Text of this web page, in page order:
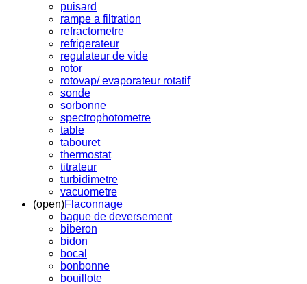
puisard
rampe a filtration
refractometre
refrigerateur
regulateur de vide
rotor
rotovap/ evaporateur rotatif
sonde
sorbonne
spectrophotometre
table
tabouret
thermostat
titrateur
turbidimetre
vacuometre
(open)Flaconnage
bague de deversement
biberon
bidon
bocal
bonbonne
bouillote